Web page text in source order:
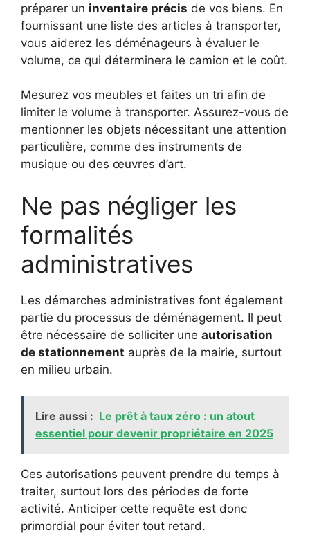
préparer un inventaire précis de vos biens. En
fournissant une liste des articles à transporter,
vous aiderez les déménageurs à évaluer le
volume, ce qui déterminera le camion et le coût.
Mesurez vos meubles et faites un tri afin de
limiter le volume à transporter. Assurez-vous de
mentionner les objets nécessitant une attention
particulière, comme des instruments de
musique ou des œuvres d’art.
Ne pas négliger les
formalités
administratives
Les démarches administratives font également
partie du processus de déménagement. Il peut
être nécessaire de solliciter une autorisation
de stationnement auprès de la mairie, surtout
en milieu urbain.
Lire aussi : Le prêt à taux zéro : un atout
essentiel pour devenir propriétaire en 2025
Ces autorisations peuvent prendre du temps à
traiter, surtout lors des périodes de forte
activité. Anticiper cette requête est donc
primordial pour éviter tout retard.